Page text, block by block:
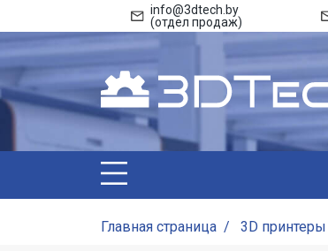
info@3dtech.by
(отдел продаж)
Главная страница / 3D принтеры